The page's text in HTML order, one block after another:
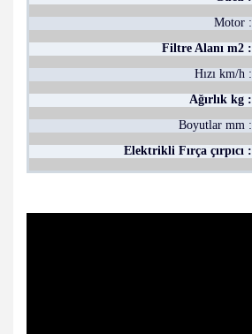
Motor :
Filtre Alanı m2 :
Hızı km/h :
Ağırlık kg :
Boyutlar mm :
Elektrikli Fırça çırpıcı :